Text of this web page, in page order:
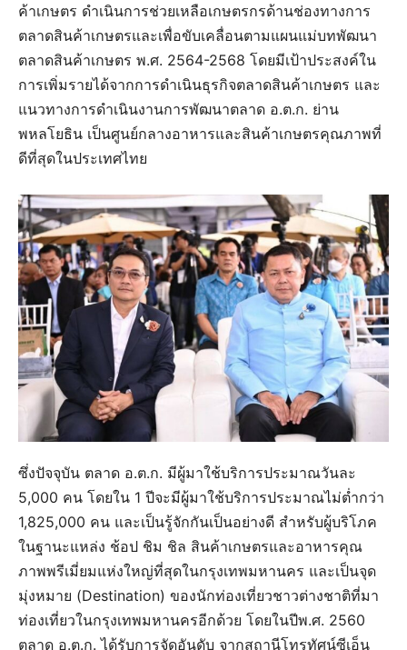
ค้าเกษตร ดำเนินการช่วยเหลือเกษตรกรด้านช่องทางการ
ตลาดสินค้าเกษตรและเพื่อขับเคลื่อนตามแผนแม่บทพัฒนา
ตลาดสินค้าเกษตร พ.ศ. 2564-2568 โดยมีเป้าประสงค์ใน
การเพิ่มรายได้จากการดำเนินธุรกิจตลาดสินค้าเกษตร และ
แนวทางการดำเนินงานการพัฒนาตลาด อ.ต.ก. ย่าน
พหลโยธิน เป็นศูนย์กลางอาหารและสินค้าเกษตรคุณภาพที่
ดีที่สุดในประเทศไทย
ซึ่งปัจจุบัน ตลาด อ.ต.ก. มีผู้มาใช้บริการประมาณวันละ
5,000 คน โดยใน 1 ปีจะมีผู้มาใช้บริการประมาณไม่ต่ำกว่า
1,825,000 คน และเป็นรู้จักกันเป็นอย่างดี สำหรับผู้บริโภค
ในฐานะแหล่ง ช้อป ชิม ชิล สินค้าเกษตรและอาหารคุณ
ภาพพรีเมี่ยมแห่งใหญ่ที่สุดในกรุงเทพมหานคร และเป็นจุด
มุ่งหมาย (Destination) ของนักท่องเที่ยวชาวต่างชาติที่มา
ท่องเที่ยวในกรุงเทพมหานครอีกด้วย โดยในปีพ.ศ. 2560
ตลาด อ.ต.ก. ได้รับการจัดอันดับ จากสถานีโทรทัศน์ซีเอ็น